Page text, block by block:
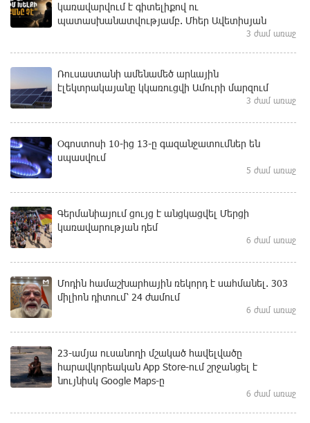
կառավարվում է գիտելիքով ու
պատասխանատվությամբ. Մհեր Ավետիսյան
3 ժամ առաջ
Ռուսաստանի ամենամեծ արևային
էլեկտրակայանը կկառուցվի Ամուրի մարզում
3 ժամ առաջ
Օգոստոսի 10-ից 13-ը գազանջատումներ են
սպասվում
5 ժամ առաջ
Գերմանիայում ցույց է անցկացվել Մերցի
կառավարության դեմ
6 ժամ առաջ
Մոդին համաշխարհային ռեկորդ է սահմանել. 303
միլիոն դիտում՝ 24 ժամում
6 ժամ առաջ
23-ամյա ուսանողի մշակած հավելվածը
հարավկորեական App Store-ում շրջանցել է
նույնիսկ Google Maps-ը
6 ժամ առաջ